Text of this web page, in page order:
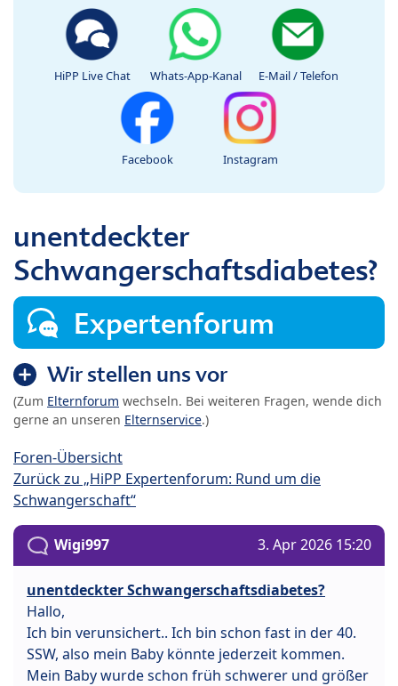
HiPP Live Chat Whats-App-Kanal E-Mail / Telefon
Facebook Instagram
unentdeckter
Schwangerschaftsdiabetes?
Expertenforum
Wir stellen uns vor
(Zum Elternforum wechseln. Bei weiteren Fragen, wende dich
gerne an unseren Elternservice.)
Foren-Übersicht
Zurück zu „HiPP Expertenforum: Rund um die
Schwangerschaft“
Wigi997 3. Apr 2026 15:20
unentdeckter Schwangerschaftsdiabetes?
Hallo,
Ich bin verunsichert.. Ich bin schon fast in der 40.
SSW, also mein Baby könnte jederzeit kommen.
Mein Baby wurde schon früh schwerer und größer